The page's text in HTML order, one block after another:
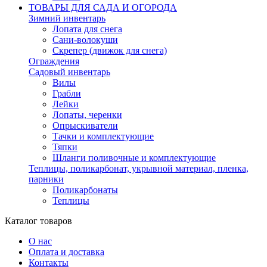
ТОВАРЫ ДЛЯ САДА И ОГОРОДА
Зимний инвентарь
Лопата для снега
Сани-волокуши
Скрепер (движок для снега)
Ограждения
Садовый инвентарь
Вилы
Грабли
Лейки
Лопаты, черенки
Опрыскиватели
Тачки и комплектующие
Тяпки
Шланги поливочные и комплектующие
Теплицы, поликарбонат, укрывной материал, пленка,
парники
Поликарбонаты
Теплицы
Каталог товаров
О нас
Оплата и доставка
Контакты